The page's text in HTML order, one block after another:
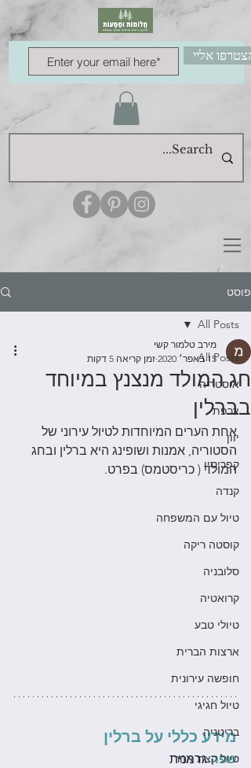
הצטרפו אליי
פוסט
All Posts
אוסטריה
צרפת
יוון
קפריסין
קנדה
טיול עם המשפחה
קוסטה ריקה
סלובניה
קרואטיה
טיולי טבע
ארצות הברית
חופשה עירונית
טיול חגיגי
בריטניה
טיול קצת אחר
All Posts
חג המולד מנצנץ במיוחד
בברלין
מירב טלמור קשי
15 באפר׳ 2020
זמן קריאה 5 דקות
אחת הערים המיוחדות לטיול עירוני של
הסטוריה, אמנות ושופינג היא ברלין ובחג
המולד ( כריסטמס) בפרט.
מידע כללי על ברלין
שפה גרמנית